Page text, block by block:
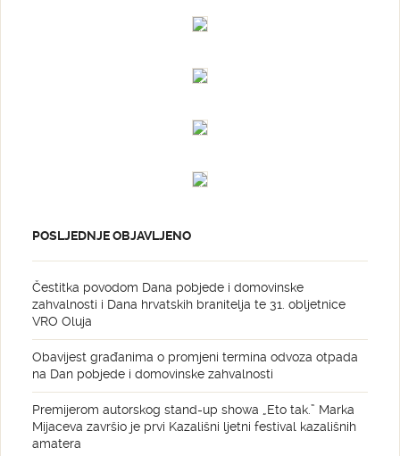
POSLJEDNJE OBJAVLJENO
Čestitka povodom Dana pobjede i domovinske
zahvalnosti i Dana hrvatskih branitelja te 31. obljetnice
VRO Oluja
Obavijest građanima o promjeni termina odvoza otpada
na Dan pobjede i domovinske zahvalnosti
Premijerom autorskog stand-up showa „Eto tak.” Marka
Mijaceva završio je prvi Kazališni ljetni festival kazališnih
amatera